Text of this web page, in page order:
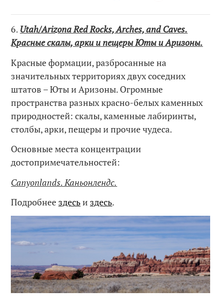
6. Utah/Arizona Red Rocks, Arches, and Caves.
Красные скалы, арки и пещеры Юты и Аризоны.
Красные формации, разбросанные на
значительных территориях двух соседних
штатов – Юты и Аризоны. Огромные
пространства разных красно-белых каменных
природностей: скалы, каменные лабиринты,
столбы, арки, пещеры и прочие чудеса.
Основные места концентрации
достопримечательностей:
Canyonlands. Каньонлендс.
Подробнее здесьи здесь.